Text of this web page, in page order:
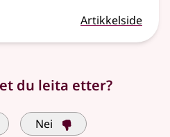
Artikkelside
du leita etter?
Nei